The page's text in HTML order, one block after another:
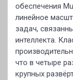
обеспечения
линейное
задач,
интеллекта.
что в четыре
крупных